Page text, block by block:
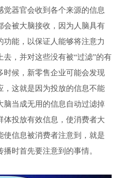
器官会收到各个来源的信息
会被大脑接收，因为人脑具有
功能，以保证人能够将注意力
，并对这些没有被“过滤”的有
时候，新零售企业可能会发现
，这就是因为投放的信息不能
脑当成无用的信息自动过滤掉
体投放有效信息，使消费者大
使信息被消费者注意到，就是
时首先要注意到的事情。